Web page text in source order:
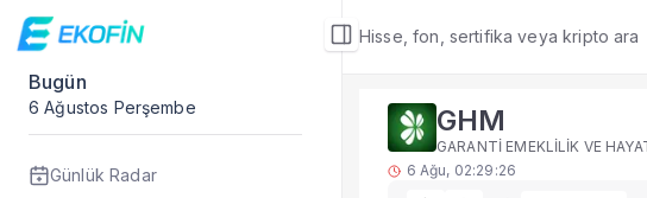
Hisse, fon, sertifika veya kripto ara
Bugün
6 Ağustos Perşembe
Günlük Radar
Fon Detay
Yatırım fonu detay, portföy
Alt Bölümler
GHM
GARANTİ EMEKLİLİK VE
6 Ağu, 02:29:26